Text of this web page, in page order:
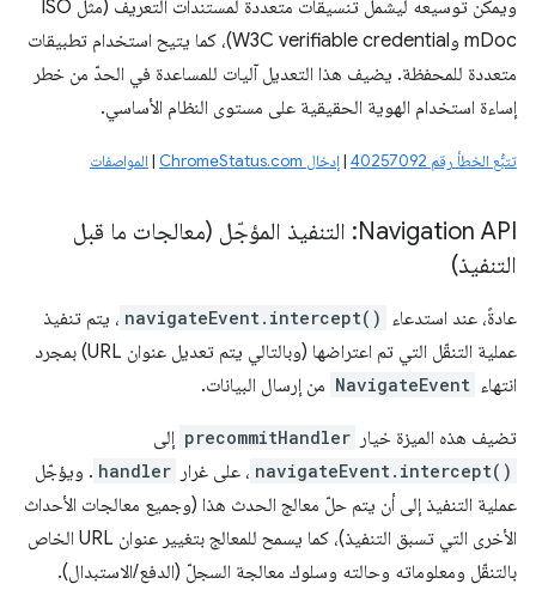
ويمكن توسيعه ليشمل تنسيقات متعددة لمستندات التعريف (مثل ISO
mDoc وW3C verifiable credential)، كما يتيح استخدام تطبيقات
متعددة للمحفظة. يضيف هذا التعديل آليات للمساعدة في الحدّ من خطر
إساءة استخدام الهوية الحقيقية على مستوى النظام الأساسي.
تتبُّع الخطأ رقم 40257092 |إدخال ChromeStatus.com |المواصفات
Navigation API: التنفيذ المؤجّل (معالجات ما قبل
التنفيذ)
عادةً، عند استدعاء navigateEvent.intercept() ، يتم تنفيذ
عملية التنقّل التي تم اعتراضها (وبالتالي يتم تعديل عنوان URL) بمجرد
انتهاء NavigateEvent من إرسال البيانات.
تضيف هذه الميزة خيار precommitHandler إلى
navigateEvent.intercept() ، على غرار handler . ويؤجّل
عملية التنفيذ إلى أن يتم حلّ معالج الحدث هذا (وجميع معالجات الأحداث
الأخرى التي تسبق التنفيذ)، كما يسمح للمعالج بتغيير عنوان URL الخاص
بالتنقّل ومعلوماته وحالته وسلوك معالجة السجلّ (الدفع/الاستبدال).